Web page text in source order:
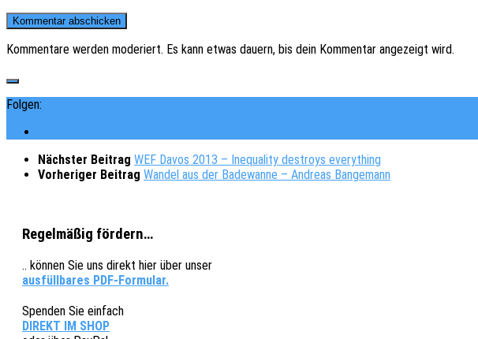
Kommentare werden moderiert. Es kann etwas dauern, bis dein Kommentar angezeigt wird.
Folgen:
Nächster Beitrag WEF Davos 2013 – Inequality destroys everything
Vorheriger Beitrag Wandel aus der Badewanne – Andreas Bangemann
Regelmäßig fördern…
.. können Sie uns direkt hier über unser
ausfüllbares PDF-Formular.
Spenden Sie einfach
DIREKT IM SHOP